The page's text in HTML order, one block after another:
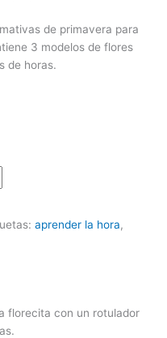
de primavera para
3 modelos de flores
de horas.
aprender la hora,
florecita con un rotulador